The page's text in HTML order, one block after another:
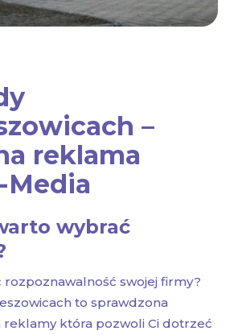
–
reklama
Media
wybrać
rozpoznawalność swojej firmy?
to sprawdzona
reklamy która pozwoli Ci dotrzeć